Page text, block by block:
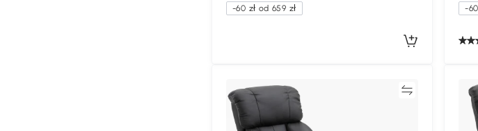
-60 zł od 659 zł -